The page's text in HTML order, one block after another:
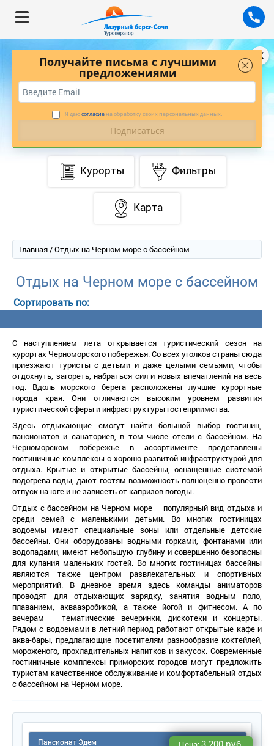
Получайте письма с лучшими
предложениями
Я даюсогласие на обработку своих персональных данных.
Курорты Фильтры
Карта
Главная/ Отдых на Черном море с бассейном
Отдых на Черном море с бассейном
С наступлением лета открывается туристический сезон на
курортах Черноморского побережья. Со всех уголков страны сюда
приезжают туристы с детьми и даже целыми семьями, чтобы
отдохнуть, загореть, набраться сил и новых впечатлений на весь
од. Вдоль морского берега расположены лучшие курортные
орода края. Они отличаются высоким уровнем развития
туристической сферы и инфраструктуры гостеприимства.
Здесь отдыхающие смогут найти большой выбор гостиниц,
пансионатов и санаториев, в том числе отели с бассейном. На
Черноморском побережье в ассортименте представлены
остиничные комплексы с хорошо развитой инфраструктурой для
отдыха. Крытые и открытые бассейны, оснащенные системой
подогрева воды, дают гостям возможность полноценно провести
отпуск на юге и не зависеть от капризов погоды.
Отдых с бассейном на Черном море – популярный вид отдыха и
среди семей с маленькими детьми. Во многих гостиницах
одоемы имеют специальные зоны или отдельные детские
ассейны. Они оборудованы водными горками, фонтанами или
одопадами, имеют небольшую глубину и совершенно безопасны
для купания маленьких гостей. Во многих гостиницах бассейны
являются также центром развлекательных и спортивных
мероприятий. В дневное время здесь команды аниматоро
проводят для отдыхающих зарядку, занятия водным поло,
плаванием, аквааэробикой, а также йогой и фитнесом. А по
ечерам – тематические вечеринки, дискотеки и концерты.
Рядом с водоемами в летний период работают открытые кафе и
аква-бары, предлагающие посетителям разнообразие коктейлей,
мороженого, прохладительных напитков и закусок. Современные
остиничные комплексы приморских городов могут предложить
туристам качественное обслуживание и комфортабельный отдых
с бассейном на Черном море.
Пансионат Эдем 3 200 руб.
БУДЬТЕ В КУРСЕ ЛУЧШИХ ПРЕДЛОЖЕНИЙ
С НАШЕЙ РАССЫЛКОЙ
ПОДПИСАТЬСЯ